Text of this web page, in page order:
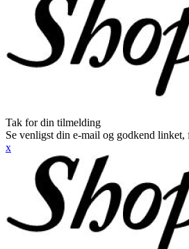
Tak for din tilmelding
Se venligst din e-mail og godkend
x